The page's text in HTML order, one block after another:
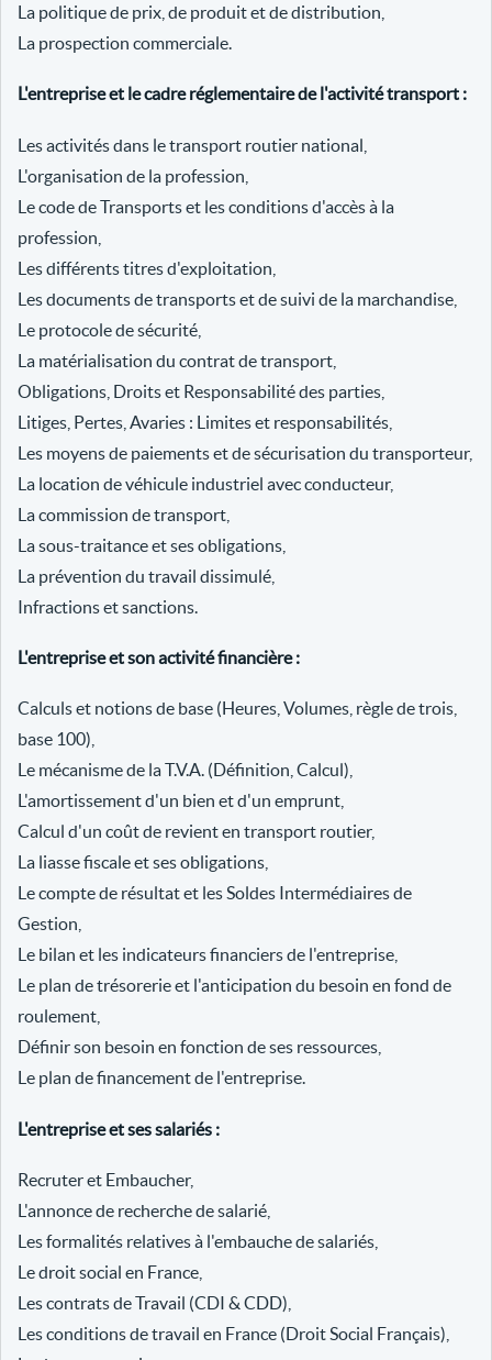
La politique de prix, de produit et de distribution,
La prospection commerciale.
L'entreprise et le cadre réglementaire de l'activité transport :
Les activités dans le transport routier national,
L'organisation de la profession,
Le code de Transports et les conditions d'accès à la
profession,
Les différents titres d'exploitation,
Les documents de transports et de suivi de la marchandise,
Le protocole de sécurité,
La matérialisation du contrat de transport,
Obligations, Droits et Responsabilité des parties,
Litiges, Pertes, Avaries : Limites et responsabilités,
Les moyens de paiements et de sécurisation du transporteur,
La location de véhicule industriel avec conducteur,
La commission de transport,
La sous-traitance et ses obligations,
La prévention du travail dissimulé,
Infractions et sanctions.
L'entreprise et son activité financière :
Calculs et notions de base (Heures, Volumes, règle de trois,
base 100),
Le mécanisme de la T.V.A. (Définition, Calcul),
L'amortissement d'un bien et d'un emprunt,
Calcul d'un coût de revient en transport routier,
La liasse fiscale et ses obligations,
Le compte de résultat et les Soldes Intermédiaires de
Gestion,
Le bilan et les indicateurs financiers de l'entreprise,
Le plan de trésorerie et l'anticipation du besoin en fond de
roulement,
Définir son besoin en fonction de ses ressources,
Le plan de financement de l'entreprise.
L'entreprise et ses salariés :
Recruter et Embaucher,
L'annonce de recherche de salarié,
Les formalités relatives à l'embauche de salariés,
Le droit social en France,
Les contrats de Travail (CDI & CDD),
Les conditions de travail en France (Droit Social Français),